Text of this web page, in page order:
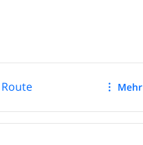
Mehr
Route